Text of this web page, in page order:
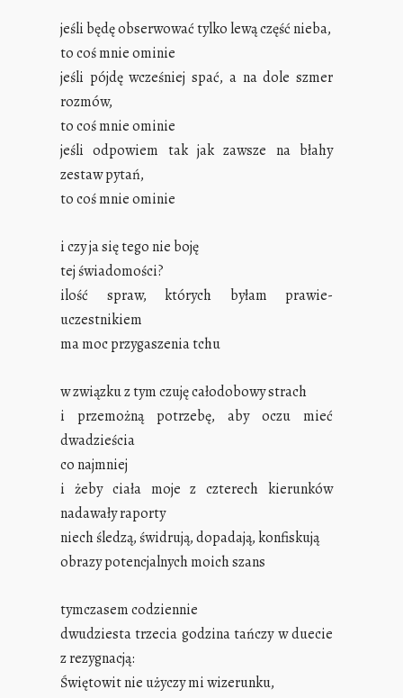
jeśli będę obserwować tylko lewą część nieba,
to coś mnie ominie
jeśli pójdę wcześniej spać, a na dole szmer
rozmów,
to coś mnie ominie
jeśli odpowiem tak jak zawsze na błahy
zestaw pytań,
to coś mnie ominie
i czy ja się tego nie boję
tej świadomości?
ilość spraw, których byłam prawie-
uczestnikiem
ma moc przygaszenia tchu
w związku z tym czuję całodobowy strach
i przemożną potrzebę, aby oczu mieć
dwadzieścia
co najmniej
i żeby ciała moje z czterech kierunków
nadawały raporty
niech śledzą, świdrują, dopadają, konfiskują
obrazy potencjalnych moich szans
tymczasem codziennie
dwudziesta trzecia godzina tańczy w duecie
z rezygnacją:
Świętowit nie użyczy mi wizerunku,